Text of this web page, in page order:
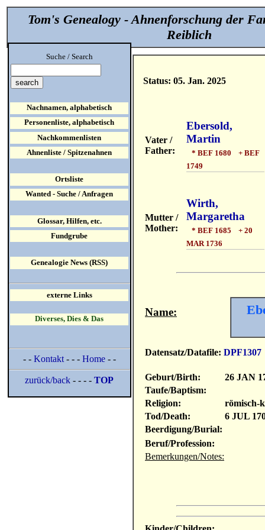
Tom's Genealogy - Ahnenforschung der
Reiblich
Status: 05. Jan. 2025
Vater /
Father:
Ebersold,
Martin
* BEF 1680 + BEF
1749
Mutter /
Mother:
Wirth,
Margaretha
* BEF 1685 + 20
MAR 1736
Name:
Datensatz/Datafile: DPF1307
Geburt/Birth:
26 JAN
Taufe/Baptism:
Religion:
römisch-
Tod/Death:
6 JUL
Beerdigung/Burial:
Beruf/Profession:
Bemerkungen/Notes:
Suche / Search
Nachnamen, alphabetisch
Personenliste, alphabetisch
Nachkommenlisten
Ahnenliste / Spitzenahnen
Ortsliste
Wanted - Suche / Anfragen
Glossar, Hilfen, etc.
Fundgrube
Genealogie News (RSS)
externe Links
Diverses, Dies & Das
- - Kontakt- - - Home- -
zurück/back - - - -TOP